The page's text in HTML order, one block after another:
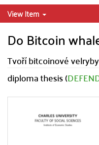
View Item
Do Bitcoin
Tvoří bitcoinové
diploma thesis (